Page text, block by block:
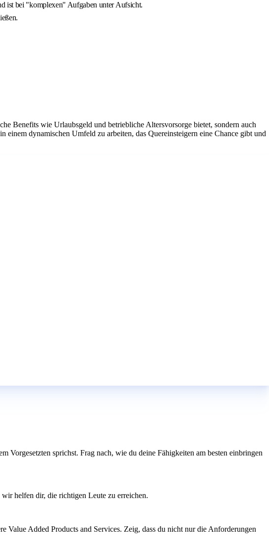
ist bei "komplexen" Aufgaben unter Aufsicht.
Benefits wie Urlaubsgeld und betriebliche Altersvorsorge bietet, sondern auch
dynamischen Umfeld zu arbeiten, das Quereinsteigern eine Chance gibt und
Vorgesetzten sprichst. Frag nach, wie du deine Fähigkeiten am besten einbringen
helfen dir, die richtigen Leute zu erreichen.
Value Added Products and Services. Zeig, dass du nicht nur die Anforderungen